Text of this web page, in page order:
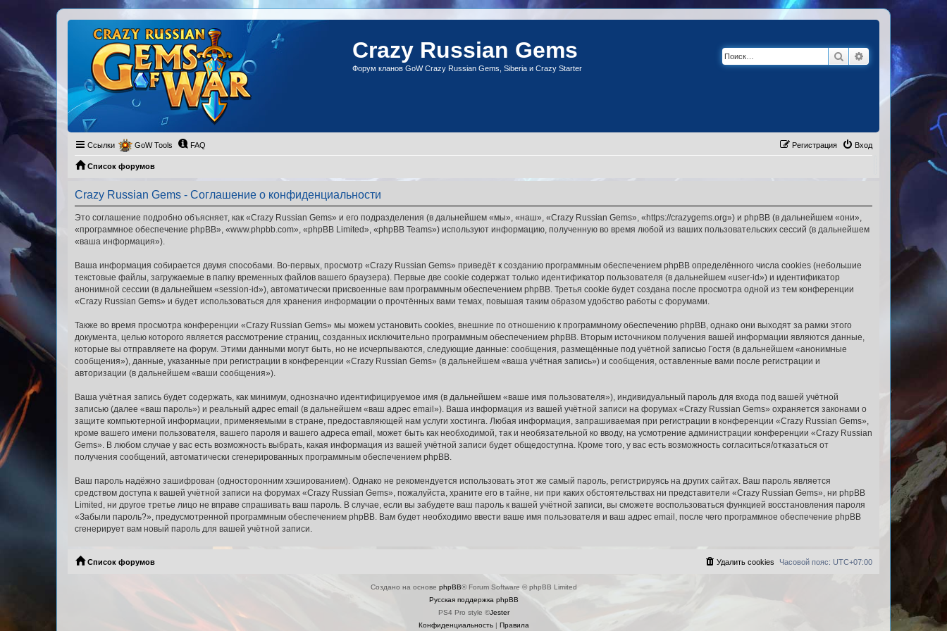
Crazy Russian Gems
Форум кланов GoW Crazy Russian Gems, Siberia и Crazy Starter
Поиск Расширенный
Ссылки GoW Tools FAQ Вход
Регистрация
Список форумов
Crazy Russian Gems - Соглашение о конфиденциальности
Это соглашение подробно объясняет, как «Crazy Russian Gems» и его подразделения (в дальнейшем «мы», «наш», «Crazy Russian Gems», «https://crazygems.org») и phpBB (в дальнейшем «они»,
«программное обеспечение phpBB», «www.phpbb.com», «phpBB Limited», «phpBB Teams») используют информацию, полученную во время любой из ваших пользовательских сессий (в дальнейшем
«ваша информация»).
Ваша информация собирается двумя способами. Во-первых, просмотр «Crazy Russian Gems» приведёт к созданию программным обеспечением phpBB определённого числа cookies (небольшие
текстовые файлы, загружаемые в папку временных файлов вашего браузера). Первые две cookie содержат только идентификатор пользователя (в дальнейшем «user-id») и идентификатор
анонимной сессии (в дальнейшем «session-id»), автоматически присвоенные вам программным обеспечением phpBB. Третья cookie будет создана после просмотра одной из тем конференции
«Crazy Russian Gems» и будет использоваться для хранения информации о прочтённых вами темах, повышая таким образом удобство работы с форумами.
Также во время просмотра конференции «Crazy Russian Gems» мы можем установить cookies, внешние по отношению к программному обеспечению phpBB, однако они выходят за рамки этого
документа, целью которого является рассмотрение страниц, созданных исключительно программным обеспечением phpBB. Вторым источником получения вашей информации являются данные,
которые вы отправляете на форум. Этими данными могут быть, но не исчерпываются, следующие данные: сообщения, размещённые под учётной записью Гостя (в дальнейшем «анонимные
сообщения»), данные, указанные при регистрации в конференции «Crazy Russian Gems» (в дальнейшем «ваша учётная запись») и сообщения, оставленные вами после регистрации и
авторизации (в дальнейшем «ваши сообщения»).
Ваша учётная запись будет содержать, как минимум, однозначно идентифицируемое имя (в дальнейшем «ваше имя пользователя»), индивидуальный пароль для входа под вашей учётной
записью (далее «ваш пароль») и реальный адрес email (в дальнейшем «ваш адрес email»). Ваша информация из вашей учётной записи на форумах «Crazy Russian Gems» охраняется законами о
защите компьютерной информации, применяемыми в стране, предоставляющей нам услуги хостинга. Любая информация, запрашиваемая при регистрации в конференции «Crazy Russian Gems»,
кроме вашего имени пользователя, вашего пароля и вашего адреса email, может быть как необходимой, так и необязательной ко вводу, на усмотрение администрации конференции «Crazy Russian
Gems». В любом случае у вас есть возможность выбрать, какая информация из вашей учётной записи будет общедоступна. Кроме того, у вас есть возможность согласиться/отказаться от
получения сообщений, автоматически сгенерированных программным обеспечением phpBB.
Ваш пароль надёжно зашифрован (односторонним хэшированием). Однако не рекомендуется использовать этот же самый пароль, регистрируясь на других сайтах. Ваш пароль является
средством доступа к вашей учётной записи на форумах «Crazy Russian Gems», пожалуйста, храните его в тайне, ни при каких обстоятельствах ни представители «Crazy Russian Gems», ни phpBB
Limited, ни другое третье лицо не вправе спрашивать ваш пароль. В случае, если вы забудете ваш пароль к вашей учётной записи, вы сможете воспользоваться функцией восстановления пароля
«Забыли пароль?», предусмотренной программным обеспечением phpBB. Вам будет необходимо ввести ваше имя пользователя и ваш адрес email, после чего программное обеспечение phpBB
сгенерирует вам новый пароль для вашей учётной записи.
Список форумов Часовой пояс: UTC+07:00
Удалить cookies
Создано на основе phpBB® Forum Software © phpBB Limited
Русская поддержка phpBB
PS4 Pro style ©Jester
Конфиденциальность| Правила